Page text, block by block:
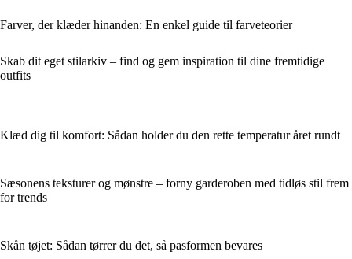
Farver, der klæder hinanden: En enkel guide til farveteorier
Skab dit eget stilarkiv – find og gem inspiration til dine fremtidige
outfits
Klæd dig til komfort: Sådan holder du den rette temperatur året rundt
Sæsonens teksturer og mønstre – forny garderoben med tidløs stil frem
for trends
Skån tøjet: Sådan tørrer du det, så pasformen bevares